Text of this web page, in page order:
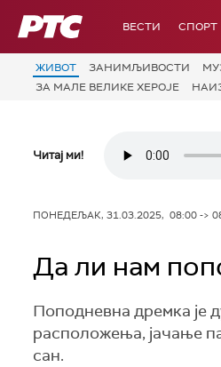
РТС ВЕСТИ СПОРТ
ЖИВОТ ЗАНИМЉИВОСТИ
ЗА МАЛЕ ВЕЛИКЕ ХЕРОЈЕ
Читај ми!
ПОНЕДЕЉАК, 31.03.2025, 08:00 ->
Да ли нам
Поподневна дремка је
расположења, јачање
сан.